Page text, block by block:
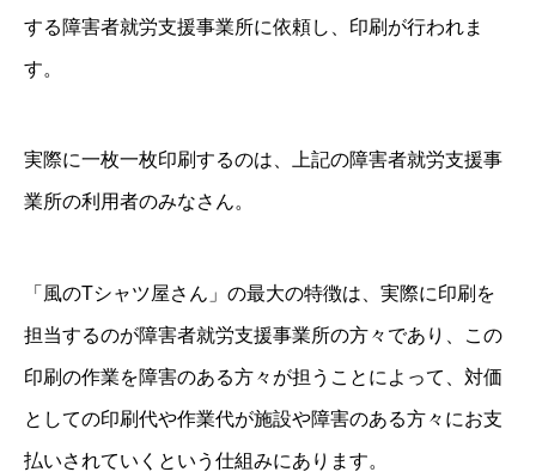
する障害者就労支援事業所に依頼し、印刷が行われま
す。
実際に一枚一枚印刷するのは、上記の障害者就労支援事
業所の利用者のみなさん。
「風のTシャツ屋さん」の最大の特徴は、実際に印刷を
担当するのが障害者就労支援事業所の方々であり、この
印刷の作業を障害のある方々が担うことによって、対価
としての印刷代や作業代が施設や障害のある方々にお支
払いされていくという仕組みにあります。